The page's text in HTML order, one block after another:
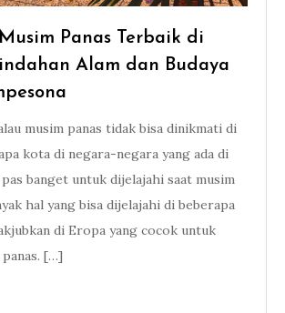
Panas Terbaik di
Alam dan Budaya
musim panas tidak bisa dinikmati di
kota di negara-negara yang ada di
banget untuk dijelajahi saat musim
hal yang bisa dijelajahi di beberapa
di Eropa yang cocok untuk
[…]